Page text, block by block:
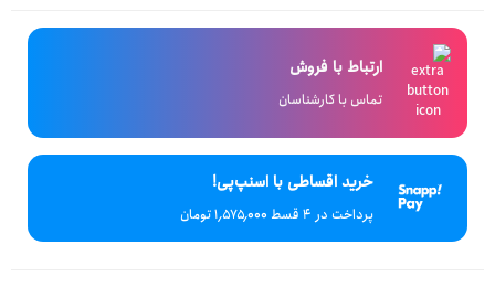
ارتباط با فروش
تماس با کارشناسان
خرید اقساطی با اسنپ‌پی!
پرداخت در 4 قسط ۱٬۵۷۵٬۰۰۰ تومان